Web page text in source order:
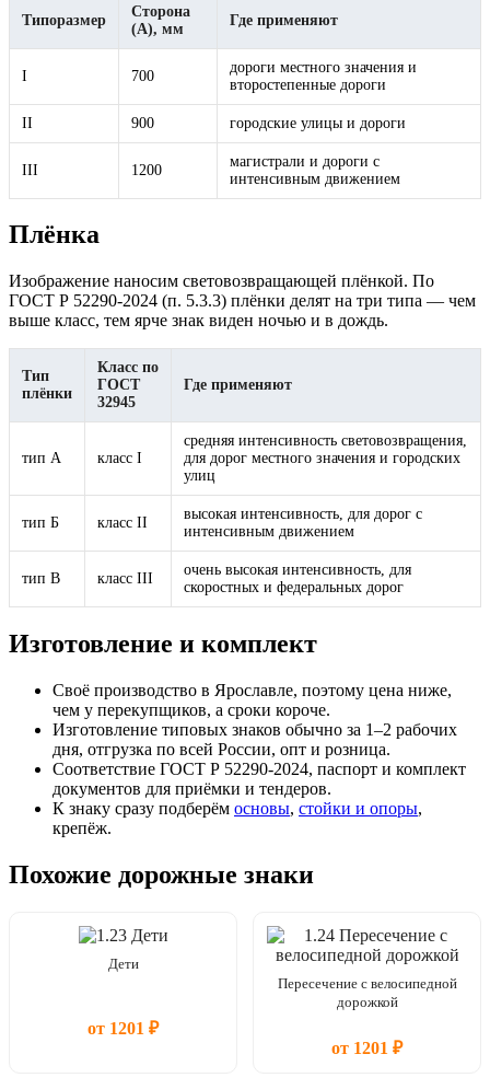
Типоразмер
Сторона
(A), мм
Где применяют
I 700
дороги местного значения и
второстепенные дороги
II 900 городские улицы и дороги
III 1200
магистрали и дороги с
интенсивным движением
Плёнка
Изображение наносим световозвращающей плёнкой. По
ГОСТ Р 52290-2024 (п. 5.3.3) плёнки делят на три типа — чем
выше класс, тем ярче знак виден ночью и в дождь.
Тип
плёнки
Класс по
ГОСТ
32945
Где применяют
тип А класс I
средняя интенсивность световозвращения,
для дорог местного значения и городских
улиц
тип Б класс II
высокая интенсивность, для дорог с
интенсивным движением
тип В класс III
очень высокая интенсивность, для
скоростных и федеральных дорог
Изготовление и комплект
Своё производство в Ярославле, поэтому цена ниже,
чем у перекупщиков, а сроки короче.
Изготовление типовых знаков обычно за 1–2 рабочих
дня, отгрузка по всей России, опт и розница.
Соответствие ГОСТ Р 52290-2024, паспорт и комплект
документов для приёмки и тендеров.
К знаку сразу подберём основы, стойки и опоры,
крепёж.
Похожие дорожные знаки
Дети
от 1201 ₽
Пересечение с велосипедной
дорожкой
от 1201 ₽